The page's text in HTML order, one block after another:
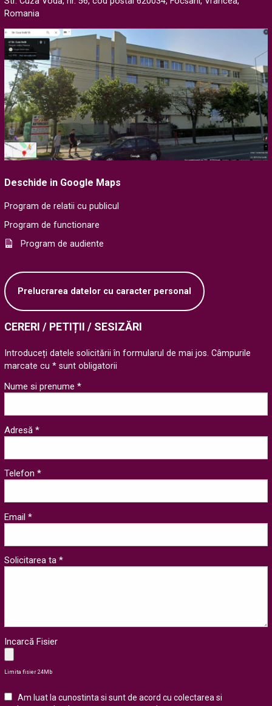
Romania
Deschide in Google Maps
Program de relatii cu publicul
Program de functionare
Program de audiente
Prelucrarea datelor cu caracter personal
CERERI / PETIȚII / SESIZĂRI
Introduceți datele solicitării în formularul de mai jos. Câmpurile
marcate cu * sunt obligatorii
Nume si prenume *
Adresă *
Telefon *
Email *
Solicitarea ta *
Incarcă Fisier
Limita fisier 24Mb
Am luat la cunostinta si sunt de acord cu colectarea si